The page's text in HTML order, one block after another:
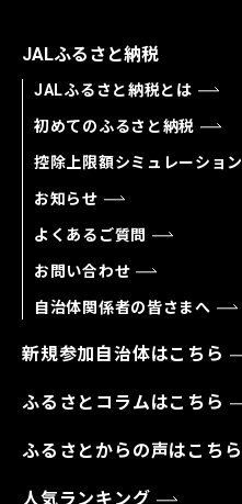
JALふるさと納税
JALふるさと納税とは
初めてのふるさと納税
控除上限額シミュレーション
お知らせ
よくあるご質問
お問い合わせ
自治体関係者の皆さまへ
新規参加自治体はこちら
ふるさとコラムはこちら
ふるさとからの声はこちら
人気ランキング